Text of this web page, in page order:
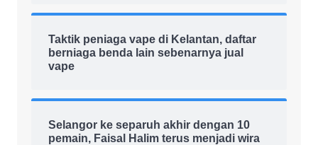
Taktik peniaga vape di Kelantan, daftar
berniaga benda lain sebenarnya jual
vape
Selangor ke separuh akhir dengan 10
pemain, Faisal Halim terus menjadi wira